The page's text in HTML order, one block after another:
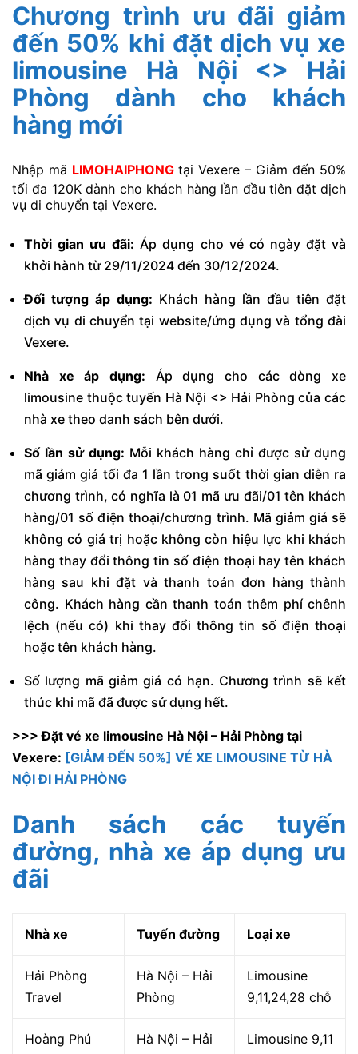
Chương trình ưu đãi giảm
đến 50% khi đặt dịch vụ xe
limousine Hà Nội <> Hải
Phòng dành cho khách
hàng mới
Nhập mã LIMOHAIPHONG tại Vexere – Giảm đến 50%
tối đa 120K dành cho khách hàng lần đầu tiên đặt dịch
vụ di chuyển tại Vexere.
Thời gian ưu đãi: Áp dụng cho vé có ngày đặt và
khởi hành từ 29/11/2024 đến 30/12/2024.
Đối tượng áp dụng: Khách hàng lần đầu tiên đặt
dịch vụ di chuyển tại website/ứng dụng và tổng đài
Vexere.
Nhà xe áp dụng: Áp dụng cho các dòng xe
limousine thuộc tuyến Hà Nội <> Hải Phòng của các
nhà xe theo danh sách bên dưới.
Số lần sử dụng: Mỗi khách hàng chỉ được sử dụng
mã giảm giá tối đa 1 lần trong suốt thời gian diễn ra
chương trình, có nghĩa là 01 mã ưu đãi/01 tên khách
hàng/01 số điện thoại/chương trình. Mã giảm giá sẽ
không có giá trị hoặc không còn hiệu lực khi khách
hàng thay đổi thông tin số điện thoại hay tên khách
hàng sau khi đặt và thanh toán đơn hàng thành
công. Khách hàng cần thanh toán thêm phí chênh
lệch (nếu có) khi thay đổi thông tin số điện thoại
hoặc tên khách hàng.
Số lượng mã giảm giá có hạn. Chương trình sẽ kết
thúc khi mã đã được sử dụng hết.
>>> Đặt vé xe limousine Hà Nội – Hải Phòng tại
Vexere: [GIẢM ĐẾN 50%] VÉ XE LIMOUSINE TỪ HÀ
NỘI ĐI HẢI PHÒNG
Danh sách các tuyến
đường, nhà xe áp dụng ưu
đãi
Nhà xe Tuyến đường Loại xe
Hải Phòng
Travel
Hà Nội – Hải
Phòng
Limousine
9,11,24,28 chỗ
Hoàng Phú
Hà Nội – Hải
Limousine 9,11